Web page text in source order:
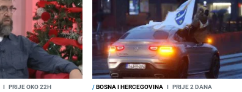
I PRIJE OKO 22H /BOSNA I HERCEGOVINA I PRIJE 2 DANA